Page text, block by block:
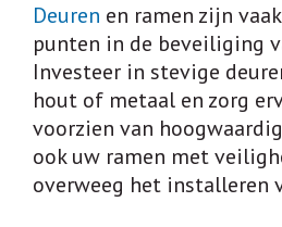
Deuren en ramen zijn
punten in de beveiliging
Investeer in stevige
hout of metaal en zorg
voorzien van
ook uw ramen met
overweeg het installeren